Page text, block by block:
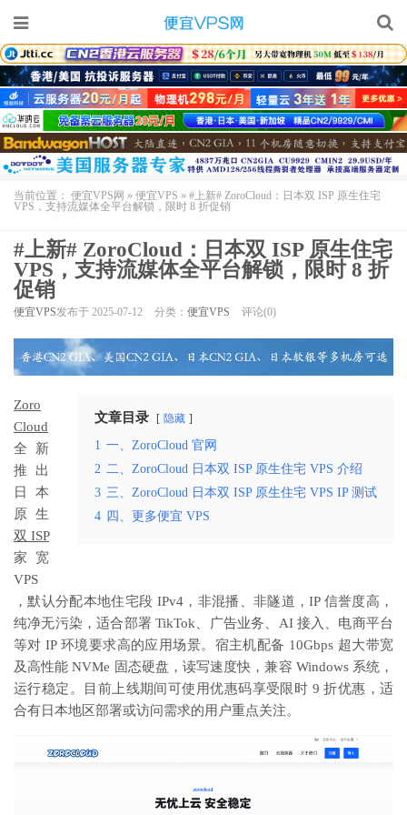
当前位置： 便宜VPS网 » 便宜VPS » #上新# ZoroCloud：日本双 ISP 原生住宅
VPS，支持流媒体全平台解锁，限时 8 折促销
#上新# ZoroCloud：日本双 ISP 原生住宅
VPS，支持流媒体全平台解锁，限时 8 折
促销
便宜VPS发布于 2025-07-12 分类： 便宜VPS 评论(0)
文章目录 隐藏
1 一、ZoroCloud 官网
2 二、ZoroCloud 日本双 ISP 原生住宅 VPS 介绍
3 三、ZoroCloud 日本双 ISP 原生住宅 VPS IP 测试
4 四、更多便宜 VPS
Zoro
Cloud
全新
推出
日本
原生
双 ISP
家宽
VPS
，默认分配本地住宅段 IPv4，非混播、非隧道，IP 信誉度高，
纯净无污染，适合部署 TikTok、广告业务、AI 接入、电商平台
等对 IP 环境要求高的应用场景。宿主机配备 10Gbps 超大带宽
及高性能 NVMe 固态硬盘，读写速度快，兼容 Windows 系统，
运行稳定。目前上线期间可使用优惠码享受限时 9 折优惠，适
合有日本地区部署或访问需求的用户重点关注。